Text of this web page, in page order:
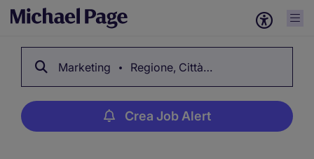
Marketing Regione, Città…
Crea Job Alert